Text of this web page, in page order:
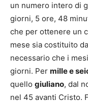
un numero intero di
giorni, 5 ore, 48
che per ottenere un
mese sia costituito
necessario che i
giorni. Per mille e
quello giuliano, dal
nel 45 avanti Cristo.